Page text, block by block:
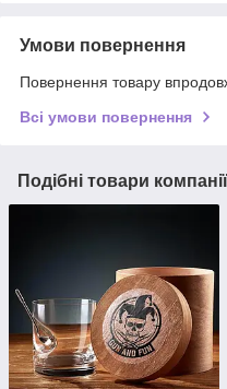
Умови повернення
Повернення товару
Всі умови повернення
Подібні товари компанії